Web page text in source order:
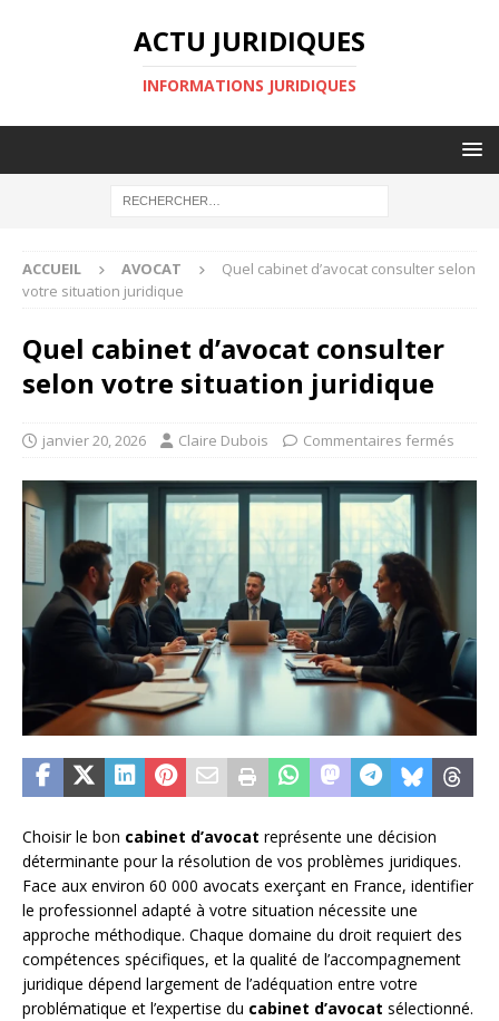
ACTU JURIDIQUES
INFORMATIONS JURIDIQUES
ACCUEIL AVOCAT
Quel cabinet d’avocat consulter selon
votre situation juridique
Quel cabinet d’avocat consulter
selon votre situation juridique
janvier 20, 2026 Claire Dubois Commentaires fermés
Choisir le bon cabinet d’avocat représente une décision
déterminante pour la résolution de vos problèmes juridiques.
Face aux environ 60 000 avocats exerçant en France, identifier
le professionnel adapté à votre situation nécessite une
approche méthodique. Chaque domaine du droit requiert des
compétences spécifiques, et la qualité de l’accompagnement
juridique dépend largement de l’adéquation entre votre
problématique et l’expertise du cabinet d’avocat sélectionné.